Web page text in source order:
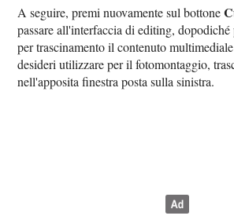
A seguire, premi nuovamente sul bottone
passare all'interfaccia di editing,
per trascinamento il contenuto
desideri utilizzare per il fotomontaggio,
nell'apposita finestra posta sulla sinistra.